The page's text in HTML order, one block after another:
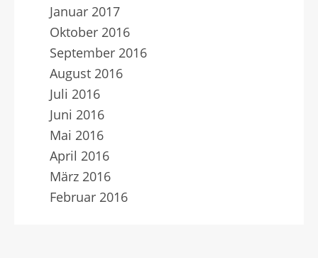
Januar 2017
Oktober 2016
September 2016
August 2016
Juli 2016
Juni 2016
Mai 2016
April 2016
März 2016
Februar 2016